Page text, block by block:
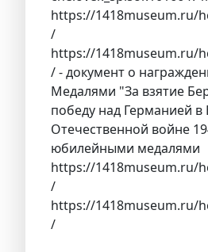
https://1418museum.ru/
/
https://1418museum.ru/
/ - документ о
Медалями "За взятие
победу над Германией в
Отечественной войне
юбилейными медалями
https://1418museum.ru/
/
https://1418museum.ru/
/